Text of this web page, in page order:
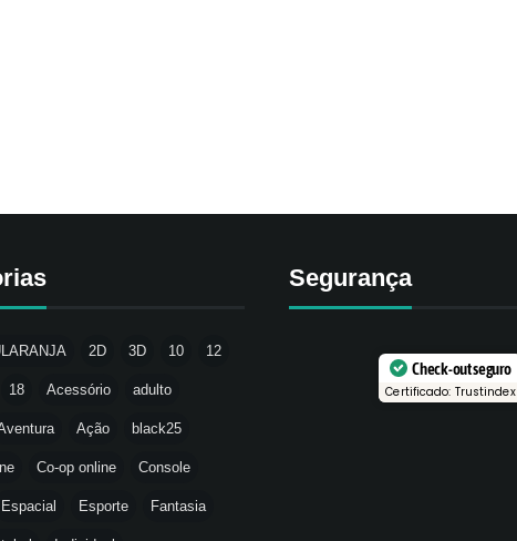
2D 3D 10 12
18 Acessório adulto
Ação black25
Co-op online Console
Espacial Esporte Fantasia
Segurança
Check-out seguro
Certificado: Trustindex